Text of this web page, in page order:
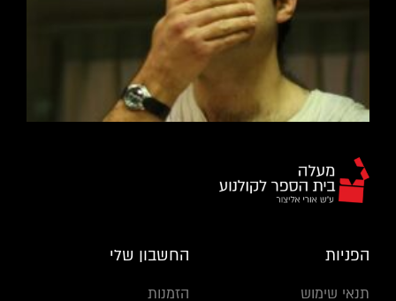
הפניות
תנאי שימוש
החשבון שלי
הזמנות